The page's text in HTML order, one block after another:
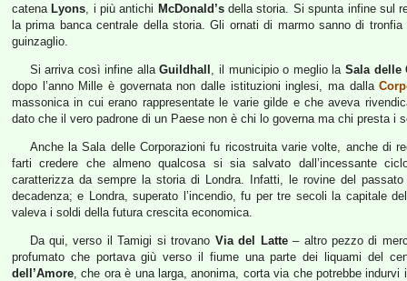
catena Lyons, i più antichi McDonald’sdella storia. Si spunta infine sul
la prima banca centrale della storia. Gli ornati di marmo sanno di
guinzaglio.
Si arriva così infine allaGuildhall , il municipio o meglio la Sala delle
dopo l’anno Mille è governata non dalle istituzioni inglesi, ma dalla
massonica in cui erano rappresentate le varie gilde e che aveva
dato che il vero padrone di un Paese non è chi lo governa ma chi presta i
Anche la Sala delle Corporazioni fu ricostruita varie volte, anche di
farti credere che almeno qualcosa si sia salvato dall’incessante
caratterizza da sempre la storia di Londra. Infatti, le rovine del
decadenza; e Londra, superato l’incendio, fu per tre secoli la capitale
valeva i soldi della futura crescita economica.
Da qui, verso il Tamigi si trovano Via del Latte– altro pezzo di
profumato che portava giù verso il fiume una parte dei liquami del
dell’Amore, che ora è una larga, anonima, corta via che potrebbe